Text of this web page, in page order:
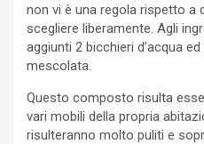
non vi è una regola rispetto a
scegliere liberamente. Agli
aggiunti 2 bicchieri d’acqua
mescolata.
Questo composto risulta
vari mobili della propria
risulteranno molto puliti e